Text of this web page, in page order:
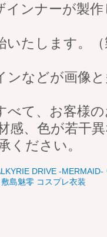
ンナーが製
たします。
などが画像
て、お客様
感、色が若干
ください。
DRIVE -
敷島魅零 コスプレ衣装